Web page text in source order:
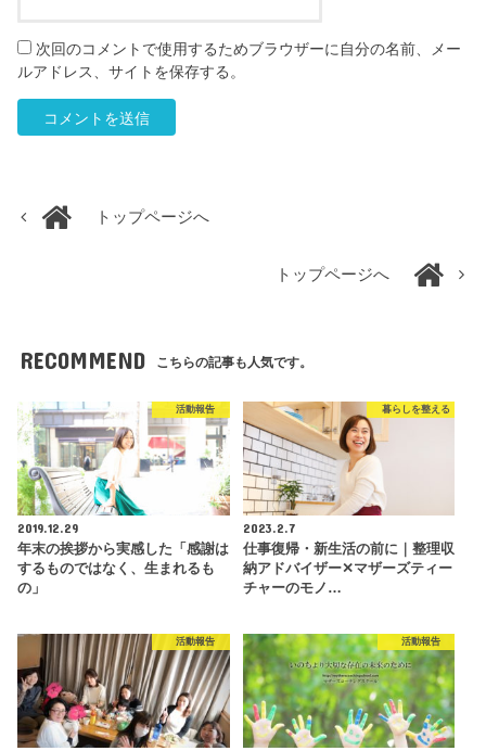
次回のコメントで使用するためブラウザーに自分の名前、メー
ルアドレス、サイトを保存する。
トップページへ
トップページへ
RECOMMEND こちらの記事も人気です。
活動報告
2019.12.29
年末の挨拶から実感した「感謝は
するものではなく、生まれるも
の」
暮らしを整える
2023.2.7
仕事復帰・新生活の前に｜整理収
納アドバイザー✕マザーズティー
チャーのモノ…
活動報告 活動報告